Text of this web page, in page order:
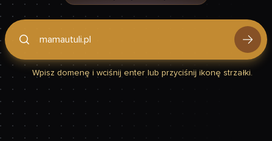
Podaj domenę, by sprawdzić, czy Twoja strona jest szybka
Wpisz domenę i wciśnij enter lub przyciśnij ikonę strzałki.